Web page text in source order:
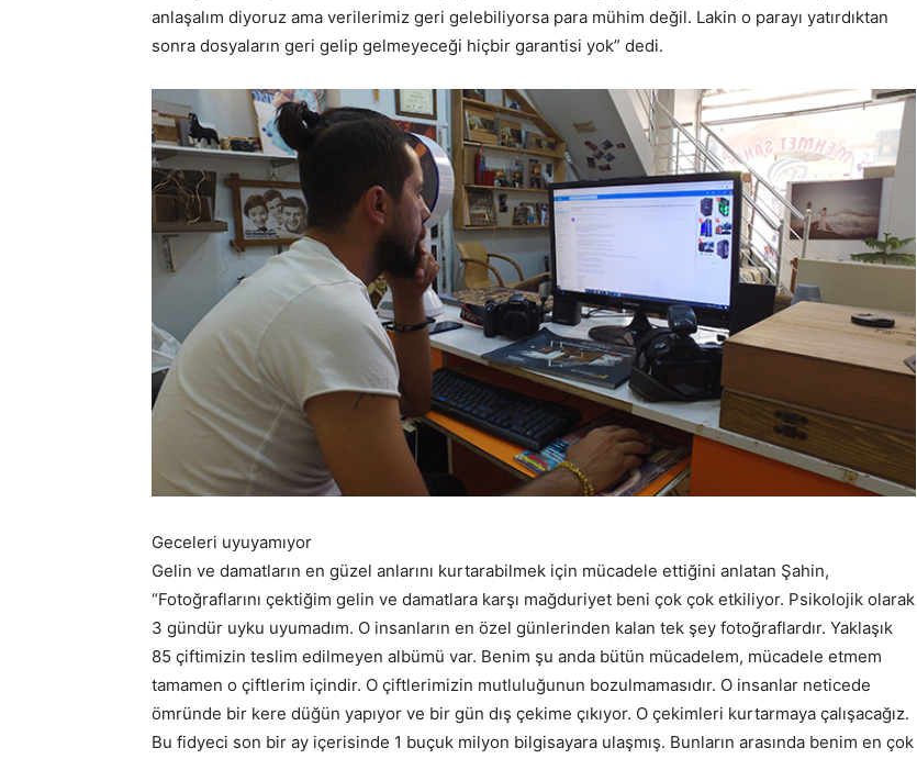
anlaşalım diyoruz ama verilerimiz geri gelebiliyorsa para mühim değil. Lakin o parayı yatırdıktan
sonra dosyaların geri gelip gelmeyeceği hiçbir garantisi yok” dedi.
Geceleri uyuyamıyor
Gelin ve damatların en güzel anlarını kurtarabilmek için mücadele ettiğini anlatan Şahin,
“Fotoğraflarını çektiğim gelin ve damatlara karşı mağduriyet beni çok çok etkiliyor. Psikolojik olarak
3 gündür uyku uyumadım. O insanların en özel günlerinden kalan tek şey fotoğraflardır. Yaklaşık
85 çiftimizin teslim edilmeyen albümü var. Benim şu anda bütün mücadelem, mücadele etmem
tamamen o çiftlerim içindir. O çiftlerimizin mutluluğunun bozulmamasıdır. O insanlar neticede
ömründe bir kere düğün yapıyor ve bir gün dış çekime çıkıyor. O çekimleri kurtarmaya çalışacağız.
Bu fidyeci son bir ay içerisinde 1 buçuk milyon bilgisayara ulaşmış. Bunların arasında benim en çok